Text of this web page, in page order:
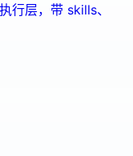
行层，带 skills、